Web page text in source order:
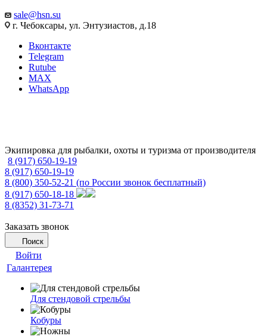
sale@hsn.su
г. Чебоксары, ул. Энтузиастов, д.18
Вконтакте
Telegram
Rutube
MAX
WhatsApp
Экипировка для рыбалки, охоты и туризма от производителя
8 (917) 650-19-19
8 (917) 650-19-19
8 (800) 350-52-21 (по России звонок бесплатный)
8 (917) 650-18-18
8 (8352) 31-73-71
Заказать звонок
Поиск
Войти
Галантерея
Для стендовой стрельбы
Кобуры